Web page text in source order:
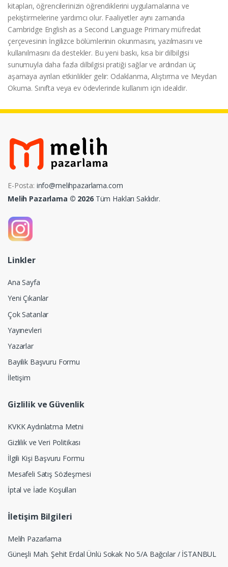
kitapları, öğrencilerinizin öğrendiklerini uygulamalarına ve
pekiştirmelerine yardımcı olur. Faaliyetler aynı zamanda
Cambridge English as a Second Language Primary müfredat
çerçevesinin İngilizce bölümlerinin okunmasını, yazılmasını ve
kullanılmasını da destekler. Bu yeni baskı, kısa bir dilbilgisi
sunumuyla daha fazla dilbilgisi pratiği sağlar ve ardından üç
aşamaya ayrılan etkinlikler gelir: Odaklanma, Alıştırma ve Meydan
Okuma. Sınıfta veya ev ödevlerinde kullanım için idealdir.
E-Posta: info@melihpazarlama.com
Melih Pazarlama © 2026Tüm Hakları Saklıdır.
Linkler
Ana Sayfa
Yeni Çıkanlar
Çok Satanlar
Yayınevleri
Yazarlar
Bayilik Başvuru Formu
İletişim
Gizlilik ve Güvenlik
KVKK Aydınlatma Metni
Gizlilik ve Veri Politikası
İlgili Kişi Başvuru Formu
Mesafeli Satış Sözleşmesi
İptal ve İade Koşulları
İletişim Bilgileri
Melih Pazarlama
Güneşli Mah. Şehit Erdal Ünlü Sokak No 5/A Bağcılar / İSTANBUL